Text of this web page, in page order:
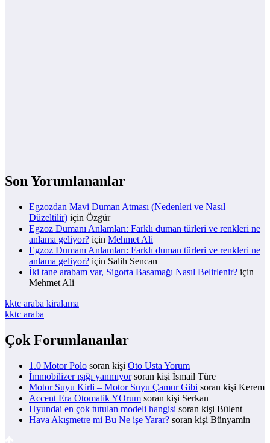
Son Yorumlananlar
Egzozdan Mavi Duman Atması (Nedenleri ve Nasıl
Düzeltilir) için Özgür
Egzoz Dumanı Anlamları: Farklı duman türleri ve renkleri ne
anlama geliyor? için Mehmet Ali
Egzoz Dumanı Anlamları: Farklı duman türleri ve renkleri ne
anlama geliyor? için Salih Sencan
İki tane arabam var, Sigorta Basamağı Nasıl Belirlenir? için
Mehmet Ali
kktc araba kiralama
kktc araba
Çok Forumlananlar
1.0 Motor Polo soran kişi Oto Usta Yorum
İmmobilizer ışığı yanmıyorsoran kişi İsmail Türe
Motor Suyu Kirli – Motor Suyu Çamur Gibi soran kişi Kerem
Accent Era Otomatik YOrum soran kişi Serkan
Hyundai en çok tutulan modeli hangisi soran kişi Bülent
Hava Akışmetre mi Bu Ne işe Yarar? soran kişi Bünyamin